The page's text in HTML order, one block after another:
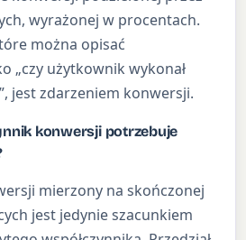
wyrażonej w procentach.
można opisać
„czy użytkownik wykonał
jest zdarzeniem konwersji.
konwersji potrzebuje
mierzony na skończonej
jest jedynie szacunkiem